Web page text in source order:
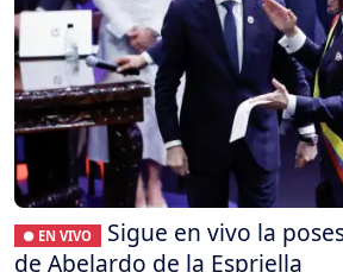
● EN VIVO
Sigue en vivo la
de Abelardo de la Espriella